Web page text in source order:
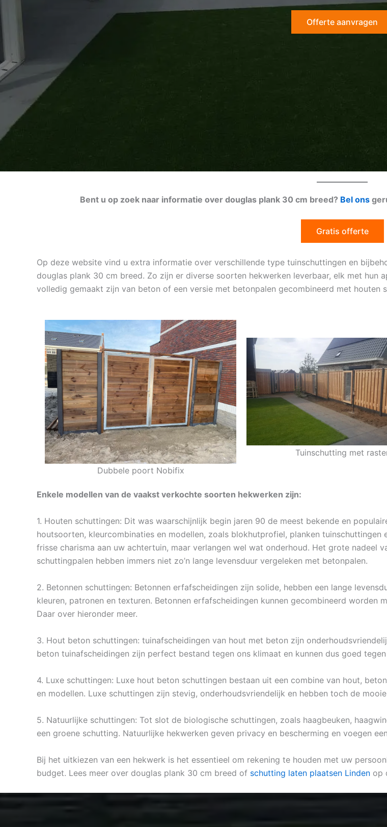
Offerte aanvragen
Bent u op zoek naar informatie over douglas plank 30 cm breed? Bel ons
Gratis offerte
Op deze website vind u extra informatie over verschillende type tuinschuttingen en
douglas plank 30 cm breed. Zo zijn er diverse soorten hekwerken leverbaar, elk met hun
volledig gemaakt zijn van beton of een versie met betonpalen gecombineerd met houten
Dubbele poort Nobifix
Tuinschutting met
Enkele modellen van de vaakst verkochte soorten hekwerken zijn:
1. Houten schuttingen: Dit was waarschijnlijk begin jaren 90 de meest bekende en
houtsoorten, kleurcombinaties en modellen, zoals blokhutprofiel, planken tuinschuttingen
frisse charisma aan uw achtertuin, maar verlangen wel wat onderhoud. Het grote nadeel
schuttingpalen hebben immers niet zo’n lange levensduur vergeleken met betonpalen.
2. Betonnen schuttingen: Betonnen erfafscheidingen zijn solide, hebben een lange
kleuren, patronen en texturen. Betonnen erfafscheidingen kunnen gecombineerd
Daar over hieronder meer.
3. Hout beton schuttingen: tuinafscheidingen van hout met beton zijn
beton tuinafscheidingen zijn perfect bestand tegen ons klimaat en kunnen dus goed
4. Luxe schuttingen: Luxe hout beton schuttingen bestaan uit een combine van hout,
en modellen. Luxe schuttingen zijn stevig, onderhoudsvriendelijk en hebben toch de
5. Natuurlijke schuttingen: Tot slot de biologische schuttingen, zoals haagbeuken,
een groene schutting. Natuurlijke hekwerken geven privacy en bescherming en voegen
Bij het uitkiezen van een hekwerk is het essentieel om rekening te houden met uw
budget. Lees meer over douglas plank 30 cm breed of schutting laten plaatsen Linden op